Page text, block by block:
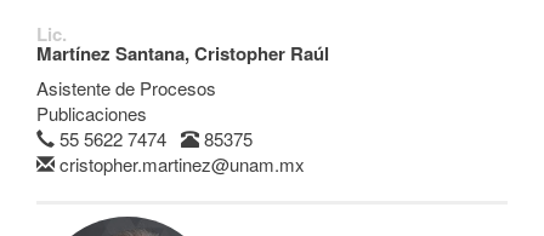
Lic.
Martínez Santana, Cristopher Raúl
Asistente de Procesos
Publicaciones
55 5622 7474
85375
cristopher.martinez@unam.mx